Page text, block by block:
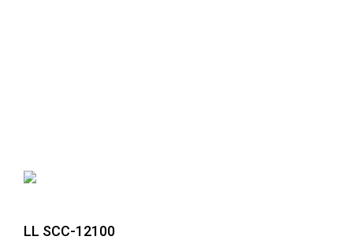
LL SCC-12100